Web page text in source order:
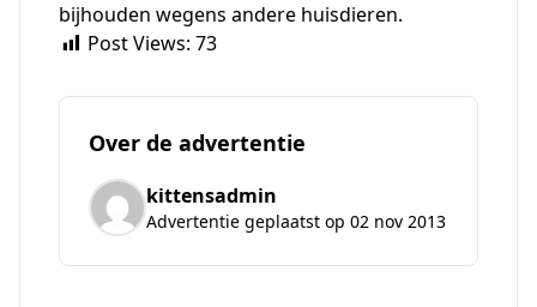
bijhouden wegens andere huisdieren.
Post Views: 73
Over de advertentie
kittensadmin
Advertentie geplaatst op 02 nov 2013